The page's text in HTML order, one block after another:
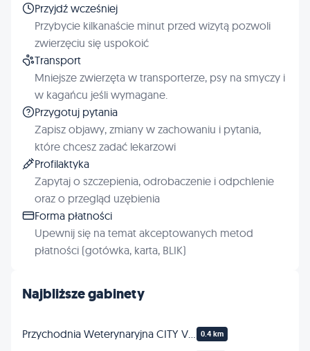
Najbliższe gabinety
0.4 km
Przyjdź wcześniej
Przybycie kilkanaście minut przed wizytą pozwoli
zwierzęciu się uspokoić
Transport
Mniejsze zwierzęta w transporterze, psy na smyczy i
w kagańcu jeśli wymagane.
Przygotuj pytania
Zapisz objawy, zmiany w zachowaniu i pytania,
które chcesz zadać lekarzowi
Profilaktyka
Zapytaj o szczepienia, odrobaczenie i odpchlenie
oraz o przegląd uzębienia
Forma płatności
Upewnij się na temat akceptowanych metod
płatności (gotówka, karta, BLIK)